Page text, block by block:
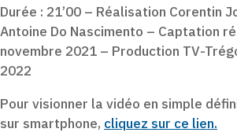
Durée : 21’00 – Réalisation Corentin
Antoine Do Nascimento – Captation
novembre 2021 – Production TV-
2022
Pour visionner la vidéo en simple
sur smartphone, cliquez sur ce lien.